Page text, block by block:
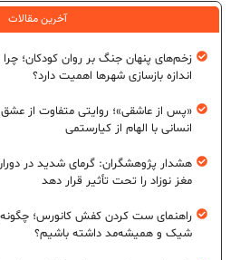
آخرین مقالات
زخم‌های پنهان جنگ بر روان کودکان؛
اندازه بازسازی شهرها اهمیت دارد؟
«پس از عاشقی»؛ روایتی متفاوت از
انسانی با الهام از کیارستمی
هشدار پژوهشگران: گرمای شدید در
مغز نوزاد را تحت تأثیر قرار دهد
شیک و همیشه‌مد داشته باشیم؟